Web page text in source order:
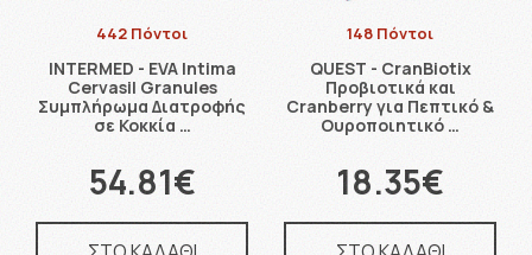
442 Πόντοι
INTERMED - EVA Intima
Cervasil Granules
Συμπλήρωμα Διατροφής
σε Κοκκία …
54.81€
148 Πόντοι
QUEST - CranBiotix
Προβιοτικά και
Cranberry για Πεπτικό &
Ουροποιητικό …
18.35€